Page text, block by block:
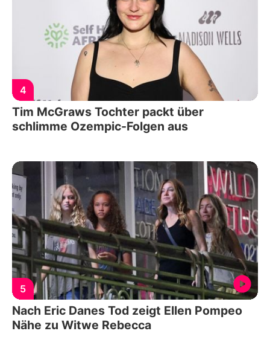
4
Tim McGraws Tochter packt über
schlimme Ozempic-Folgen aus
5
Nach Eric Danes Tod zeigt Ellen Pompeo
Nähe zu Witwe Rebecca